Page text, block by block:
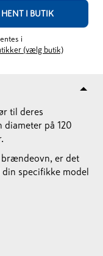
HENT I BUTIK
i
(vælg butik)
til deres
på 120
er det
specifikke model